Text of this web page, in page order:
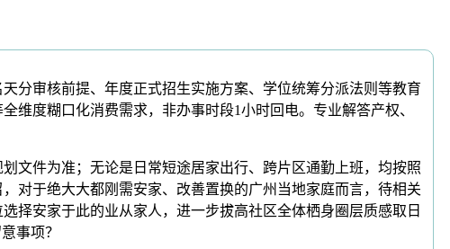
审核前提、年度正式招生实施方案、学位统筹分派法则等教育
维度糊口化消费需求，非办事时段1小时回电。专业解答产权、
件为准；无论是日常短途居家出行、跨片区通勤上班，均按照
对于绝大大都刚需安家、改善置换的广州当地家庭而言，待相关
择安家于此的业从家人，进一步拔高社区全体栖身圈层质感取日
事项？